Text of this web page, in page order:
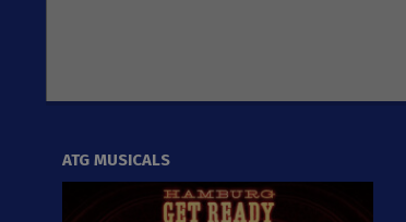
ATG MUSICALS